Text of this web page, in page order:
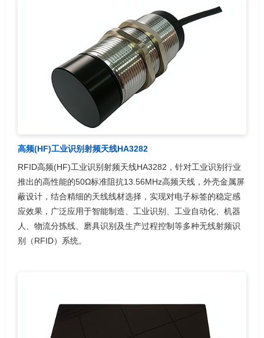
高频(HF)工业识别射频天线HA3282
RFID高频(HF)工业识别射频天线HA3282，针对工业识别行业
推出的高性能的50Ω标准阻抗13.56MHz高频天线，外壳金属屏
蔽设计，结合精细的天线线材选择，实现对电子标签的稳定感
应效果，广泛应用于智能制造、工业识别、工业自动化、机器
人、物流分拣线、磨具识别及生产过程控制等多种无线射频识
别（RFID）系统。